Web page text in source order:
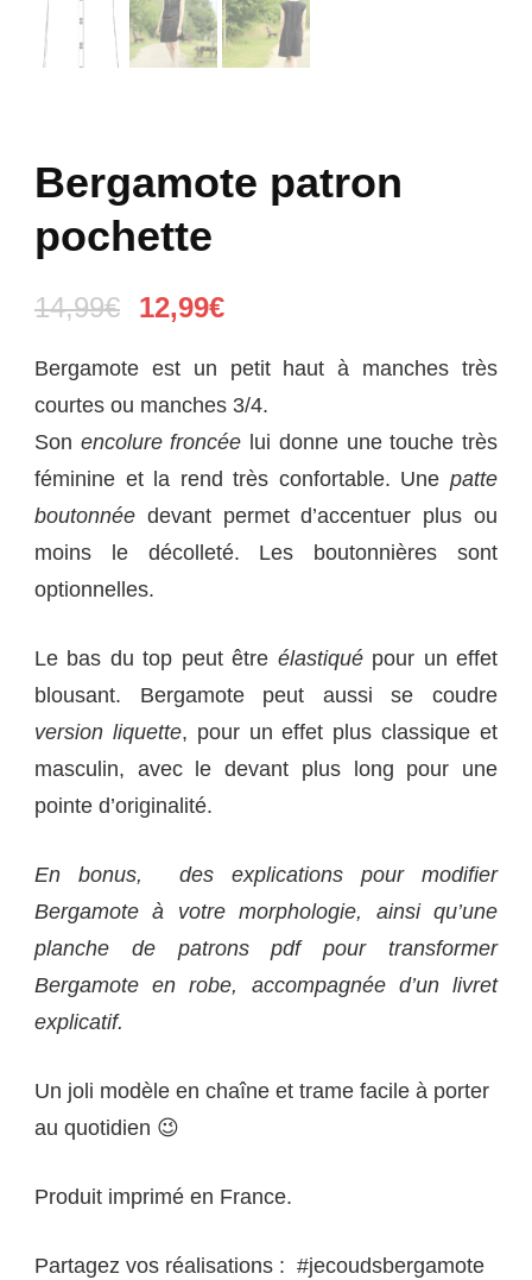
Bergamote patron
pochette
14,99€
Le
initial
était :
12,99€
actuel
est :
Bergamote est un petit haut à manches très
courtes ou manches 3/4.
Son encolure froncée lui donne une touche très
féminine et la rend très confortable. Une patte
boutonnée devant permet d’accentuer plus ou
moins le décolleté. Les boutonnières sont
optionnelles.
Le bas du top peut être élastiquépour un effet
blousant. Bergamote peut aussi se coudre
version liquette, pour un effet plus classique et
masculin, avec le devant plus long pour une
pointe d’originalité.
En bonus, des explications pour modifier
Bergamote à votre morphologie, ainsi qu’une
planche de patrons pdf pour transformer
Bergamote en robe, accompagnée d’un livret
explicatif.
Un joli modèle en chaîne et trame facile à porter
au quotidien 😉
Produit imprimé en France.
Partagez vos réalisations : #jecoudsbergamote